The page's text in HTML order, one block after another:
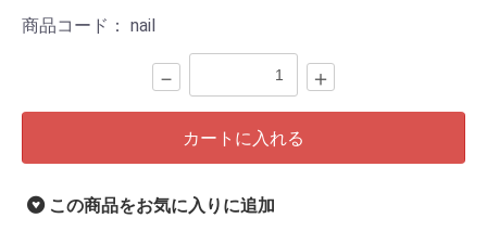
商品コード： nail
－ ＋
カートに入れる
この商品をお気に入りに追加